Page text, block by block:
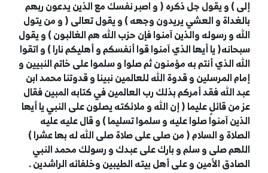
إلى ) و يقول جل ذكره ( و اصبر نفسك مع الذين يدعون ربهم
بالغداة و العشي يريدون وجهه ) و يقول تعالى ( و من يتول
الله و رسوله والذين آمنوا فإن حزب الله هم الغالبون ) و يقول
سبحانه( يا أيها الذي آمنوا قوا أنفسكم و أهليكم نارا ) و اتقوا
الله الذي أنتم به مؤمنون ثم صلوا و سلموا على خاتم النبيين و
إمام المرسلين و قدوة الله للعالمين نبينا و قدوتنا محمد ابن
عبد الله فقد أمركم بذلك رب العالمين في كتابه المبين فقال
عز من قائلٍ عليما ( إن الله و ملائكته يصلون على النبي يا أيها
الذين آمنوا صلوا عليه و سلموا تسليما ) و قال عليه عليه
الصلاة و السلام ( من صلى على صلاة صلى الله له بها عشرا )
اللهم صلى و سلم و بارك على عبدك و رسولك محمد النبي
الصادق الأمين و على أهل بيته الطيبين وخلفائه الراشدين .